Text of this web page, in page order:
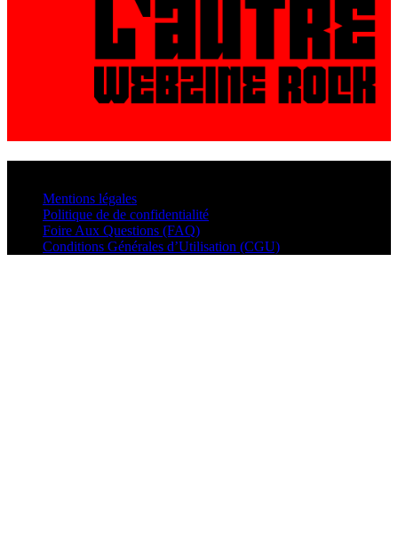
Mentions légales
Politique de de confidentialité
Foire Aux Questions (FAQ)
Conditions Générales d’Utilisation (CGU)